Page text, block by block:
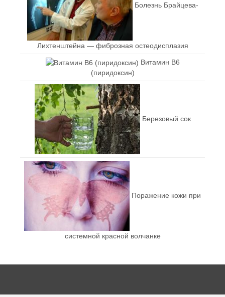
Болезнь Брайцева-
Лихтенштейна — фиброзная остеодисплазия
Витамин В6
(пиридоксин)
Березовый сок
Поражение кожи при
системной красной волчанке